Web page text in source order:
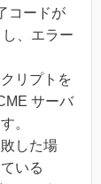
コードが
、エラー
リプトを
サーバ
。
した場
いる